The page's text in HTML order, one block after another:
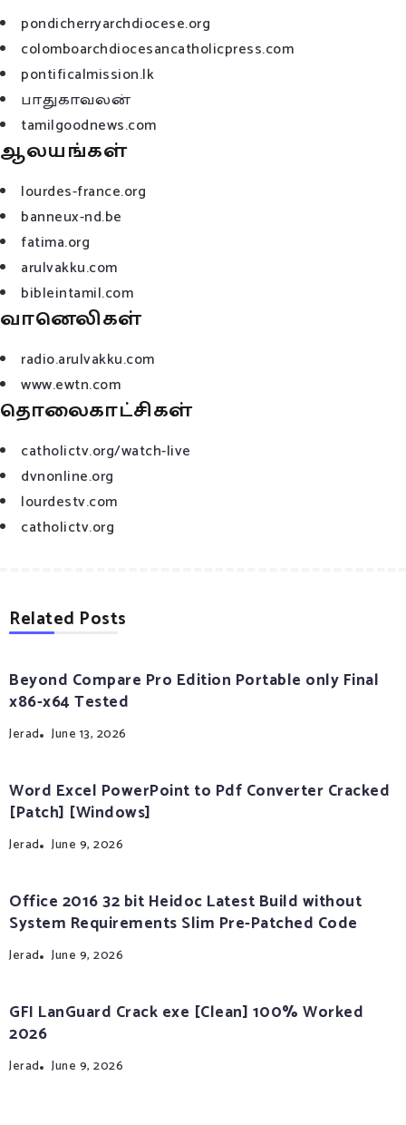
pondicherryarchdiocese.org
colomboarchdiocesancatholicpress.com
pontificalmission.lk
பாதுகாவலன்
tamilgoodnews.com
ஆலயங்கள்
lourdes-france.org
banneux-nd.be
fatima.org
arulvakku.com
bibleintamil.com
வானெலிகள்
radio.arulvakku.com
www.ewtn.com
தொலைகாட்சிகள்
catholictv.org/watch-live
dvnonline.org
lourdestv.com
catholictv.org
Related Posts
Beyond Compare Pro Edition Portable only Final
x86-x64 Tested
Jerad June 13, 2026
Word Excel PowerPoint to Pdf Converter Cracked
[Patch] [Windows]
Jerad June 9, 2026
Office 2016 32 bit Heidoc Latest Build without
System Requirements Slim Pre-Patched Code
Jerad June 9, 2026
GFI LanGuard Crack exe [Clean] 100% Worked
2026
Jerad June 9, 2026